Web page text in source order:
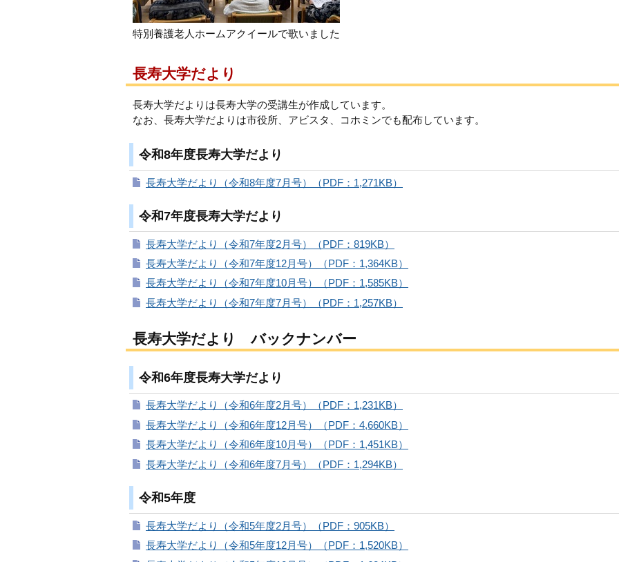
特別養護老人ホームアクイールで歌いました
長寿大学だより
長寿大学だよりは長寿大学の受講生が作成しています。
なお、長寿大学だよりは市役所、アビスタ、コホミンでも配布しています。
令和8年度長寿大学だより
長寿大学だより（令和8年度7月号）（PDF：1,271KB）
令和7年度長寿大学だより
長寿大学だより（令和7年度2月号）（PDF：819KB）
長寿大学だより（令和7年度12月号）（PDF：1,364KB）
長寿大学だより（令和7年度10月号）（PDF：1,585KB）
長寿大学だより（令和7年度7月号）（PDF：1,257KB）
長寿大学だより バックナンバー
令和6年度長寿大学だより
長寿大学だより（令和6年度2月号）（PDF：1,231KB）
長寿大学だより（令和6年度12月号）（PDF：4,660KB）
長寿大学だより（令和6年度10月号）（PDF：1,451KB）
長寿大学だより（令和6年度7月号）（PDF：1,294KB）
令和5年度
長寿大学だより（令和5年度2月号）（PDF：905KB）
長寿大学だより（令和5年度12月号）（PDF：1,520KB）